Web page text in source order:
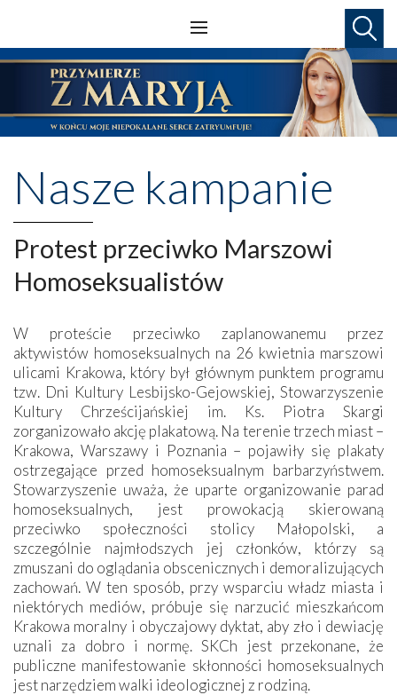
Nasze kampanie
Protest przeciwko Marszowi
Homoseksualistów
W proteście przeciwko zaplanowanemu przez
aktywistów homoseksualnych na 26 kwietnia marszowi
ulicami Krakowa, który był głównym punktem programu
tzw. Dni Kultury Lesbijsko-Gejowskiej, Stowarzyszenie
Kultury Chrześcijańskiej im. Ks. Piotra Skargi
zorganizowało akcję plakatową. Na terenie trzech miast –
Krakowa, Warszawy i Poznania – pojawiły się plakaty
ostrzegające przed homoseksualnym barbarzyństwem.
Stowarzyszenie uważa, że uparte organizowanie parad
homoseksualnych, jest prowokacją skierowaną
przeciwko społeczności stolicy Małopolski, a
szczególnie najmłodszych jej członków, którzy są
zmuszani do oglądania obscenicznych i demoralizujących
zachowań. W ten sposób, przy wsparciu władz miasta i
niektórych mediów, próbuje się narzucić mieszkańcom
Krakowa moralny i obyczajowy dyktat, aby zło i dewiację
uznali za dobro i normę. SKCh jest przekonane, że
publiczne manifestowanie skłonności homoseksualnych
jest narzędziem walki ideologicznej z rodziną.